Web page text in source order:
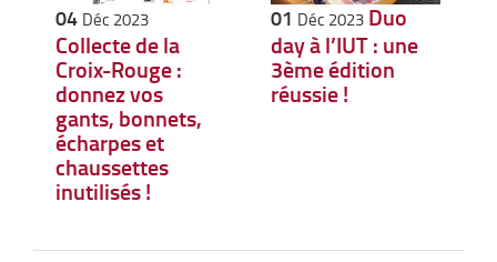
04 Déc 2023
Collecte de la
Croix-Rouge :
donnez vos
gants, bonnets,
écharpes et
chaussettes
inutilisés !
01 Déc 2023 Duo
day à l’IUT : une
3ème édition
réussie !